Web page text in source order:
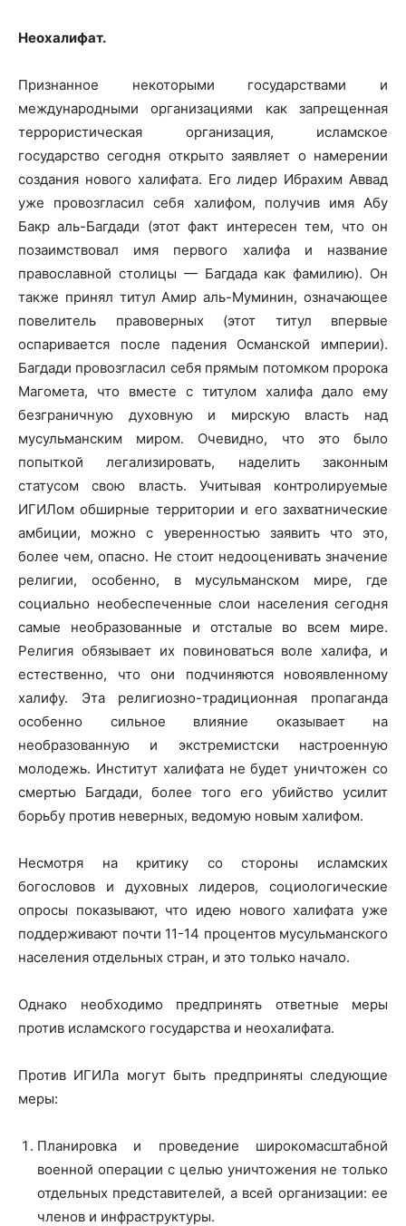
Неохалифат.
Признанное некоторыми государствами и
международными организациями как запрещенная
террористическая организация, исламское
государство сегодня открыто заявляет о намерении
создания нового халифата. Его лидер Ибрахим Аввад
уже провозгласил себя халифом, получив имя Абу
Бакр аль-Багдади (этот факт интересен тем, что он
позаимствовал имя первого халифа и название
православной столицы — Багдада как фамилию). Он
также принял титул Амир аль-Муминин, означающее
повелитель правоверных (этот титул впервые
оспаривается после падения Османской империи).
Багдади провозгласил себя прямым потомком пророка
Магомета, что вместе с титулом халифа дало ему
безграничную духовную и мирскую власть над
мусульманским миром. Очевидно, что это было
попыткой легализировать, наделить законным
статусом свою власть. Учитывая контролируемые
ИГИЛом обширные территории и его захватнические
амбиции, можно с уверенностью заявить что это,
более чем, опасно. Не стоит недооценивать значение
религии, особенно, в мусульманском мире, где
социально необеспеченные слои населения сегодня
самые необразованные и отсталые во всем мире.
Религия обязывает их повиноваться воле халифа, и
естественно, что они подчиняются новоявленному
халифу. Эта религиозно-традиционная пропаганда
особенно сильное влияние оказывает на
необразованную и экстремистски настроенную
молодежь. Институт халифата не будет уничтожен со
смертью Багдади, более того его убийство усилит
борьбу против неверных, ведомую новым халифом.
Несмотря на критику со стороны исламских
богословов и духовных лидеров, социологические
опросы показывают, что идею нового халифата уже
поддерживают почти 11-14 процентов мусульманского
населения отдельных стран, и это только начало.
Однако необходимо предпринять ответные меры
против исламского государства и неохалифата.
Против ИГИЛа могут быть предприняты следующие
меры:
Планировка и проведение широкомасштабной
военной операции с целью уничтожения не только
отдельных представителей, а всей организации: ее
членов и инфраструктуры.